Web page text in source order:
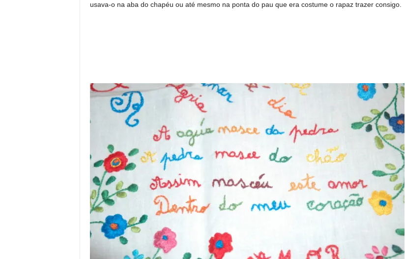
usava-o na aba do chapéu ou até mesmo na ponta do pau que era costume o rapaz trazer consigo.